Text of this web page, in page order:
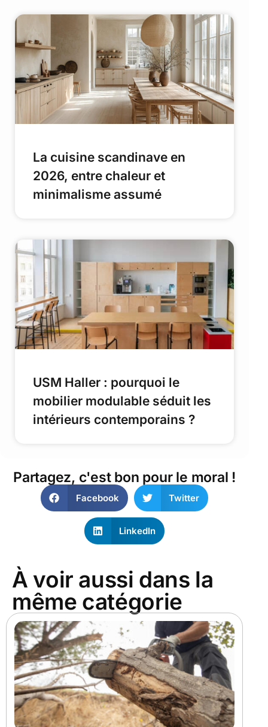
La cuisine scandinave en
2026, entre chaleur et
minimalisme assumé
USM Haller : pourquoi le
mobilier modulable séduit les
intérieurs contemporains ?
Partagez, c'est bon pour le moral !
Facebook Twitter
LinkedIn
À voir aussi dans la
même catégorie